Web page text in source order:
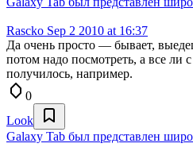
Rascko Sep 2 2010 at 16:37
Да очень просто — бывает,
потом надо посмотреть, а все ли
получилось, например.
0
Look
Galaxy Tab был представлен